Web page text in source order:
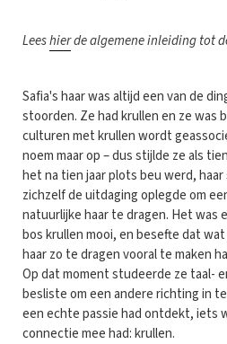
Leeshierde algemene inleiding tot
Safia's haar was altijd een van de
stoorden. Ze had krullen en ze was
culturen met krullen wordt
noem maar op – dus stijlde ze als
het na tien jaar plots beu werd,
zichzelf de uitdaging oplegde om
natuurlijke haar te dragen. Het was
bos krullen mooi, en besefte dat
haar zo te dragen vooral te maken
Op dat moment studeerde ze taal-
besliste om een andere richting in
een echte passie had ontdekt, iets
connectie mee had: krullen.